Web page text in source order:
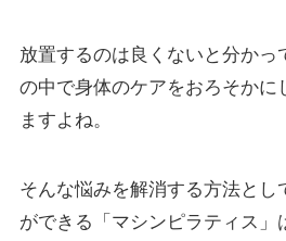
放置するのは良くないと分かっ
の中で身体のケアをおろそかに
ますよね。
そんな悩みを解消する方法とし
ができる「マシンピラティス」